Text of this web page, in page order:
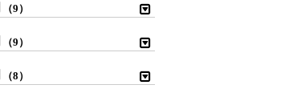
（9）
（9）
（8）